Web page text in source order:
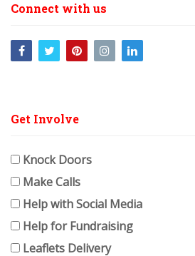
Connect with us
Get Involve
Knock Doors
Make Calls
Help with Social Media
Help for Fundraising
Leaflets Delivery